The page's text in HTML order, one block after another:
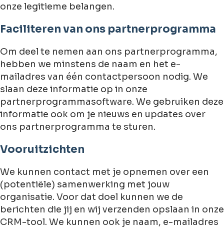
onze legitieme belangen.
Faciliteren van ons partnerprogramma
Om deel te nemen aan ons partnerprogramma,
hebben we minstens de naam en het e-
mailadres van één contactpersoon nodig. We
slaan deze informatie op in onze
partnerprogrammasoftware. We gebruiken deze
informatie ook om je nieuws en updates over
ons partnerprogramma te sturen.
Vooruitzichten
We kunnen contact met je opnemen over een
(potentiële) samenwerking met jouw
organisatie. Voor dat doel kunnen we de
berichten die jij en wij verzenden opslaan in onze
CRM-tool. We kunnen ook je naam, e-mailadres